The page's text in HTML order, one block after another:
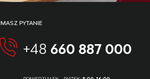
MASZ PYTANIE
+48 660 887 000